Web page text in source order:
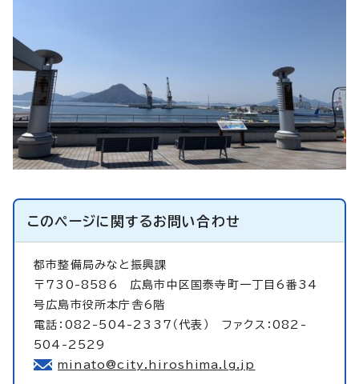
このページに関するお問い合わせ
都市整備局みなと振興課
〒730-8586 広島市中区国泰寺町一丁目6番34
号広島市役所本庁舎6階
電話：082-504-2337（代表） ファクス：082-
504-2529
minato@city.hiroshima.lg.jp